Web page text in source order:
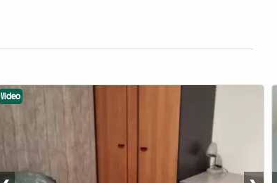
Video